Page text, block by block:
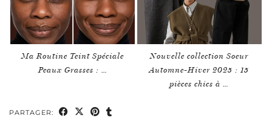
Ma Routine Teint Spéciale
Peaux Grasses : …
Nouvelle collection Soeur
Automne-Hiver 2025 : 15
pièces chics à …
PARTAGER: